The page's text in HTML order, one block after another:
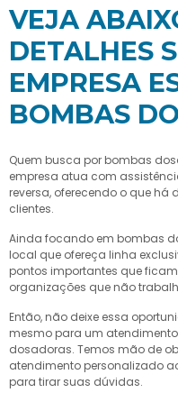
VEJA
DETALHES
EMPRESA
BOMBAS
Quem busca por bombas
empresa atua com
reversa, oferecendo o que há
clientes.
Ainda focando em bombas
local que ofereça linha
pontos importantes que
organizações que não
Então, não deixe essa
mesmo para um
dosadoras. Temos mão de
atendimento personalizado
para tirar suas dúvidas.